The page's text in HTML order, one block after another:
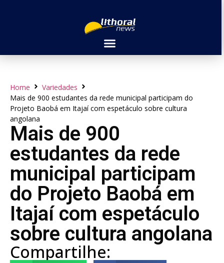
Home
Variedades
Mais de 900 estudantes da rede municipal participam do
Projeto Baobá em Itajaí com espetáculo sobre cultura
angolana
Mais de 900
estudantes da rede
municipal participam
do Projeto Baobá em
Itajaí com espetáculo
sobre cultura angolana
Compartilhe: